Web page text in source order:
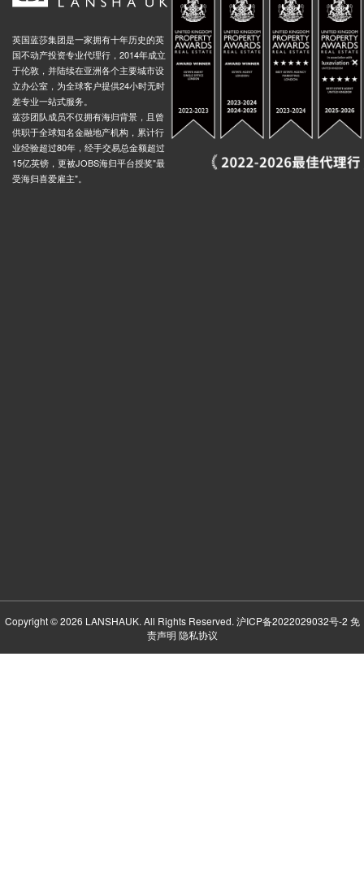
英国蓝莎集团是一家拥有十年历史的英
国不动产投资专业代理行，2014年成立
于伦敦，并陆续在亚洲各个主要城市设
立办公室，为全球客户提供24小时无时
差专业一站式服务。
蓝莎团队成员不仅拥有海归背景，且曾
供职于全球知名金融地产机构，累计行
业经验超过80年，经手交易总金额超过
15亿英镑，更被JOBS海归平台授奖"最
受海归喜爱雇主"。
Copyright © 2026 LANSHAUK. All Rights Reserved. 沪ICP备2022029032号-2 免
责声明 隐私协议